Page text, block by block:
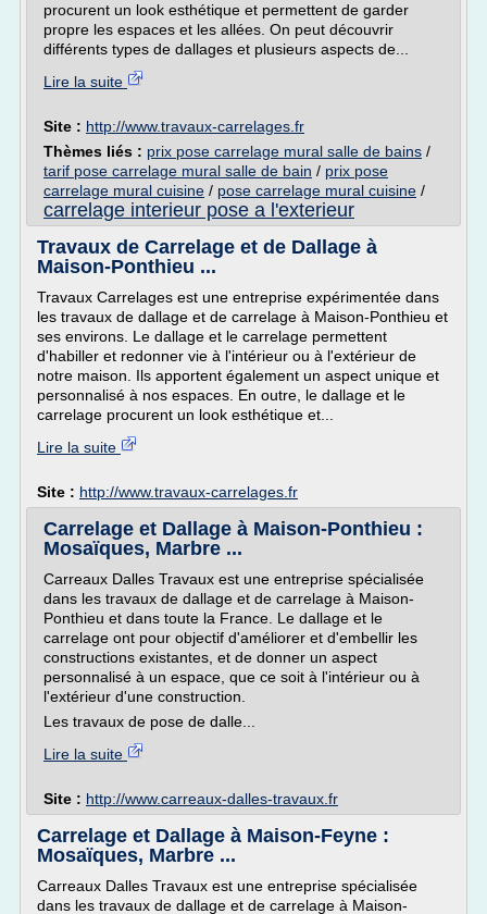
procurent un look esthétique et permettent de garder
propre les espaces et les allées. On peut découvrir
différents types de dallages et plusieurs aspects de...
Lire la suite
Site : http://www.travaux-carrelages.fr
Thèmes liés : prix pose carrelage mural salle de bains /
tarif pose carrelage mural salle de bain / prix pose
carrelage mural cuisine / pose carrelage mural cuisine /
carrelage interieur pose a l'exterieur
Travaux de Carrelage et de Dallage à
Maison-Ponthieu ...
Travaux Carrelages est une entreprise expérimentée dans
les travaux de dallage et de carrelage à Maison-Ponthieu et
ses environs. Le dallage et le carrelage permettent
d'habiller et redonner vie à l'intérieur ou à l'extérieur de
notre maison. Ils apportent également un aspect unique et
personnalisé à nos espaces. En outre, le dallage et le
carrelage procurent un look esthétique et...
Lire la suite
Site : http://www.travaux-carrelages.fr
Carrelage et Dallage à Maison-Ponthieu :
Mosaïques, Marbre ...
Carreaux Dalles Travaux est une entreprise spécialisée
dans les travaux de dallage et de carrelage à Maison-
Ponthieu et dans toute la France. Le dallage et le
carrelage ont pour objectif d'améliorer et d'embellir les
constructions existantes, et de donner un aspect
personnalisé à un espace, que ce soit à l'intérieur ou à
l'extérieur d'une construction.
Les travaux de pose de dalle...
Lire la suite
Site : http://www.carreaux-dalles-travaux.fr
Carrelage et Dallage à Maison-Feyne :
Mosaïques, Marbre ...
Carreaux Dalles Travaux est une entreprise spécialisée
dans les travaux de dallage et de carrelage à Maison-